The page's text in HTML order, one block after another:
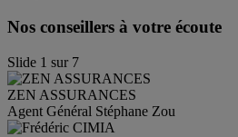
Nos conseillers à votre écoute
Slide 1 sur 7
ZEN ASSURANCES
Agent Général Stéphane Zou